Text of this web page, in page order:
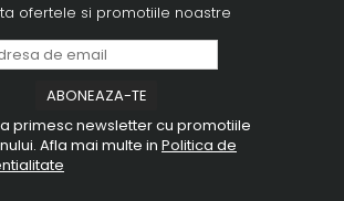
ofertele si promotiile noastre
primesc newsletter cu promotiile
Afla mai multe in Politica de